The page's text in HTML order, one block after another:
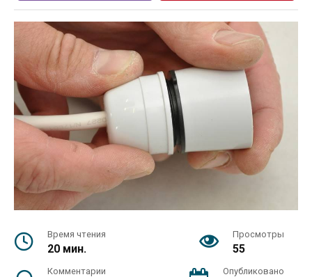
Время чтения
20 мин.
Просмотры
55
Комментарии Опубликовано